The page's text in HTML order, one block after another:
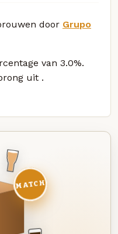
door Grupo
van 3.0%.
uit .
MATCH